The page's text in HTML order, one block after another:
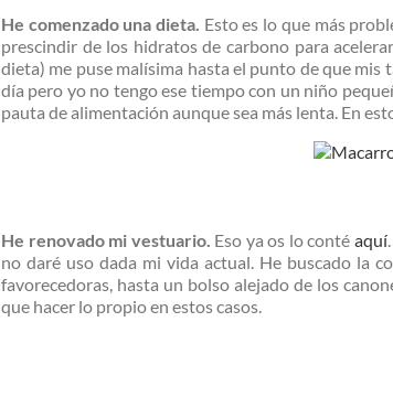
He comenzado una dieta. Esto es lo que más
prescindir de los hidratos de carbono para
dieta) me puse malísima hasta el punto de que
día pero yo no tengo ese tiempo con un niño
pauta de alimentación aunque sea más lenta. En
He renovado mi vestuario. Eso ya os lo conté aquí
no daré uso dada mi vida actual. He buscado la
favorecedoras, hasta un bolso alejado de los
que hacer lo propio en estos casos.